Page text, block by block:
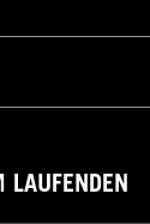
LAUFENDEN